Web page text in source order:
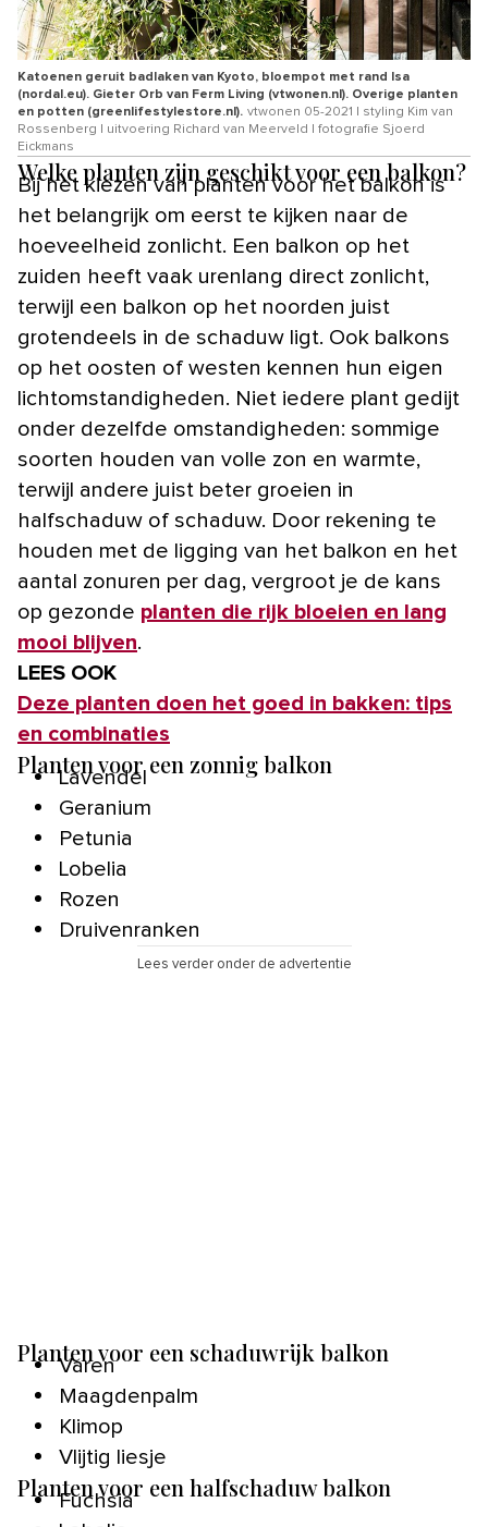
Katoenen geruit badlaken van Kyoto, bloempot met rand Isa
(nordal.eu). Gieter Orb van Ferm Living (vtwonen.nl). Overige planten
en potten (greenlifestylestore.nl). vtwonen 05-2021 | styling Kim van
Rossenberg | uitvoering Richard van Meerveld | fotografie Sjoerd
Eickmans
Welke planten zijn geschikt voor een balkon?
Bij het kiezen van planten voor het balkon is
het belangrijk om eerst te kijken naar de
hoeveelheid zonlicht. Een balkon op het
zuiden heeft vaak urenlang direct zonlicht,
terwijl een balkon op het noorden juist
grotendeels in de schaduw ligt. Ook balkons
op het oosten of westen kennen hun eigen
lichtomstandigheden. Niet iedere plant gedijt
onder dezelfde omstandigheden: sommige
soorten houden van volle zon en warmte,
terwijl andere juist beter groeien in
halfschaduw of schaduw. Door rekening te
houden met de ligging van het balkon en het
aantal zonuren per dag, vergroot je de kans
op gezonde planten die rijk bloeien en lang
mooi blijven.
LEES OOK
Deze planten doen het goed in bakken: tips
en combinaties
Planten voor een zonnig balkon
Lavendel
Geranium
Petunia
Lobelia
Rozen
Druivenranken
Lees verder onder de advertentie
Planten voor een schaduwrijk balkon
Varen
Maagdenpalm
Klimop
Vlijtig liesje
Planten voor een halfschaduw balkon
Fuchsia